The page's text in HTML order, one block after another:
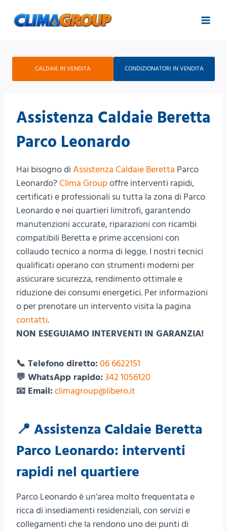
CALDAIE IN VENDITA CONDIZIONATORI IN VENDITA
Assistenza Caldaie Beretta
Parco Leonardo
Hai bisogno di Assistenza Caldaie Beretta Parco
Leonardo?Clima Groupoffre interventi rapidi,
certificati e professionali su tutta la zona di Parco
Leonardo e nei quartieri limitrofi, garantendo
manutenzioni accurate, riparazioni con ricambi
compatibili Beretta e prime accensioni con
collaudo tecnico a norma di legge. I nostri tecnici
qualificati operano con strumenti moderni per
assicurare sicurezza, rendimento ottimale e
riduzione dei consumi energetici. Per informazioni
o per prenotare un intervento visita la pagina
contatti.
NON ESEGUIAMO INTERVENTI IN GARANZIA!
📞 Telefono diretto: 06 6622151
💬 WhatsApp rapido: 342 1056120
📧 Email: climagroup@libero.it
📍 Assistenza Caldaie Beretta
Parco Leonardo: interventi
rapidi nel quartiere
Parco Leonardo è un’area molto frequentata e
ricca di insediamenti residenziali, con servizi e
collegamenti che la rendono uno dei punti di